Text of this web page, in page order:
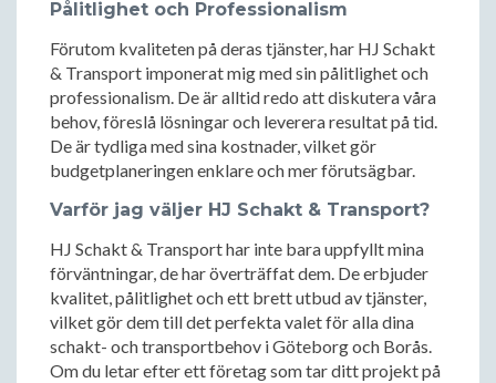
Pålitlighet och Professionalism
Förutom kvaliteten på deras tjänster, har HJ Schakt
& Transport imponerat mig med sin pålitlighet och
professionalism. De är alltid redo att diskutera våra
behov, föreslå lösningar och leverera resultat på tid.
De är tydliga med sina kostnader, vilket gör
budgetplaneringen enklare och mer förutsägbar.
Varför jag väljer HJ Schakt & Transport?
HJ Schakt & Transport har inte bara uppfyllt mina
förväntningar, de har överträffat dem. De erbjuder
kvalitet, pålitlighet och ett brett utbud av tjänster,
vilket gör dem till det perfekta valet för alla dina
schakt- och transportbehov i Göteborg och Borås.
Om du letar efter ett företag som tar ditt projekt på